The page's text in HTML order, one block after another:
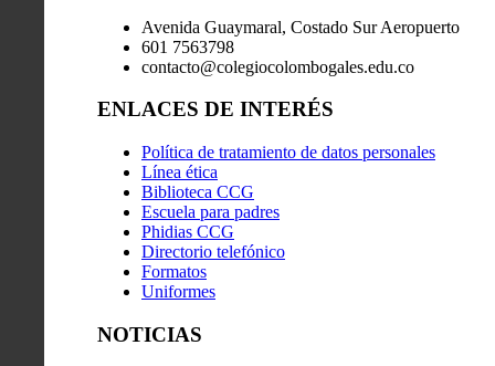
Avenida Guaymaral, Costado Sur Aeropuerto
601 7563798
contacto@colegiocolombogales.edu.co
ENLACES DE INTERÉS
Política de tratamiento de datos personales
Línea ética
Biblioteca CCG
Escuela para padres
Phidias CCG
Directorio telefónico
Formatos
Uniformes
NOTICIAS